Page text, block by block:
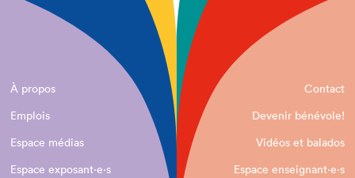
À propos
Contact
Emplois
Devenir bénévole!
Espace médias
Vidéos et balados
Espace exposant·e⋅s
Espace enseignant·e⋅s